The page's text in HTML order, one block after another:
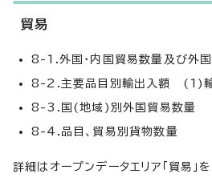
貿易
8-1.外国・内国貿易数量及び外
8-2.主要品目別輸出入額 (1)
8-3.国(地域)別外国貿易数量
8-4.品目、貿易別貨物数量
詳細はオープンデータエリア「貿易」